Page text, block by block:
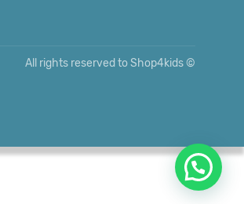
© All rights reserved to Shop4kids